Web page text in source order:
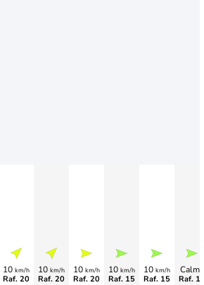
10 km/h
Raf. 20
10 km/h
Raf. 20
10 km/h
Raf. 20
10 km/h
Raf. 15
10 km/h
Raf. 15
Calme
Raf.